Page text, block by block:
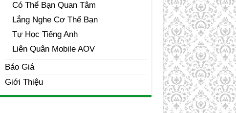
Có Thể Bạn Quan Tâm
Lắng Nghe Cơ Thể Bạn
Tự Học Tiếng Anh
Liên Quân Mobile AOV
Báo Giá
Giới Thiệu